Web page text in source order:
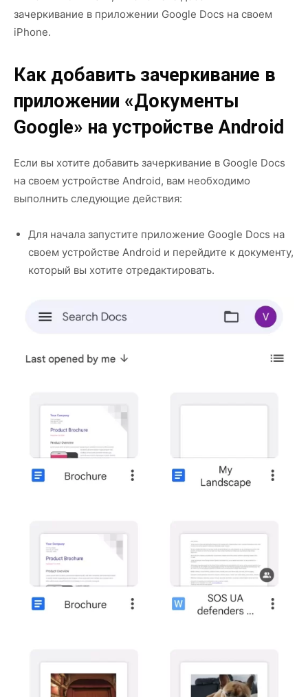
зачеркивание в приложении Google Docs на своем
iPhone.
Как добавить зачеркивание в
приложении «Документы
Google» на устройстве Android
Если вы хотите добавить зачеркивание в Google Docs
на своем устройстве Android, вам необходимо
выполнить следующие действия:
Для начала запустите приложение Google Docs на
своем устройстве Android и перейдите к документу,
который вы хотите отредактировать.